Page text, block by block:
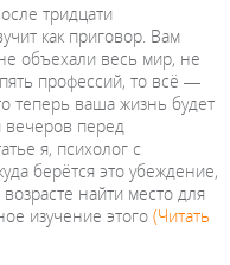
тридцати
как приговор. Вам
объехали весь мир, не
профессий, то всё —
теперь ваша жизнь будет
вечеров перед
я, психолог с
берётся это убеждение,
найти место для
изучение этого (Читать